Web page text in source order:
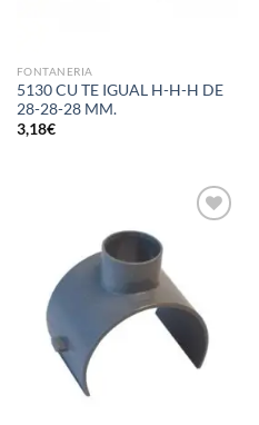
FONTANERIA
5130 CU TE IGUAL H-H-H DE
28-28-28 MM.
3,18€